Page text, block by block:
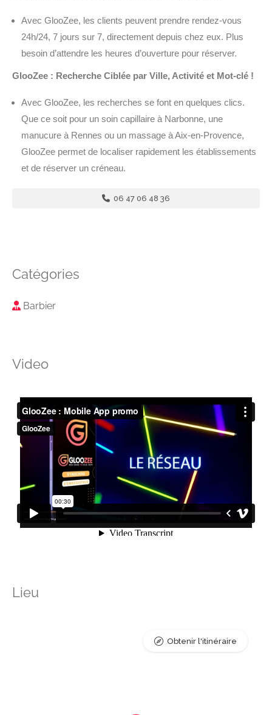
Avec GlooZee, les clients peuvent prendre rendez-vous
24h/24, 7 jours sur 7, directement depuis chez eux. Plus
besoin d’attendre les heures d’ouverture pour réserver.
GlooZee : Recherche Ciblée par Ville, Activité et Mot-clé !
Avec GlooZee, les recherches se font en quelques clics.
Que ce soit pour un soin capillaire à Narbonne, une
manucure à Rennes ou un massage à Aix-en-Provence,
GlooZee permet de localiser rapidement les établissements
et de réserver un créneau.
06 47 06 48 36
Catégories
Barbier
Video
Lieu
Obtenir l'itinéraire